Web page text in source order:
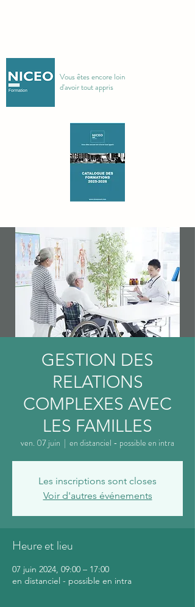
Vous êtes encore loin
d'avoir tout appris
GESTION DES
RELATIONS
COMPLEXES AVEC
LES FAMILLES
ven. 07 juin
  |
en distanciel - possible en intra
Les inscriptions sont closes
Voir d'autres événements
Heure et lieu
07 juin 2024, 09:00 – 17:00
en distanciel - possible en intra